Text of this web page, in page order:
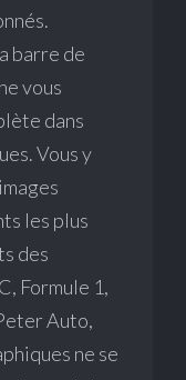
barre de
vous
dans
Vous y
les plus
des
Formule 1,
Auto,
ne se